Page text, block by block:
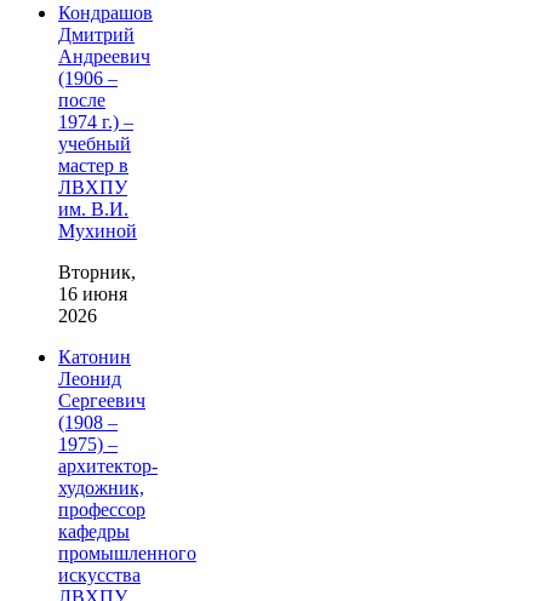
Кондрашов
Дмитрий
Андреевич
(1906 –
после
1974 г.) –
учебный
мастер в
ЛВХПУ
им. В.И.
Мухиной
Вторник,
16 июня
2026
Катонин
Леонид
Сергеевич
(1908 –
1975) –
архитектор-
художник,
профессор
кафедры
промышленного
искусства
ЛВХПУ